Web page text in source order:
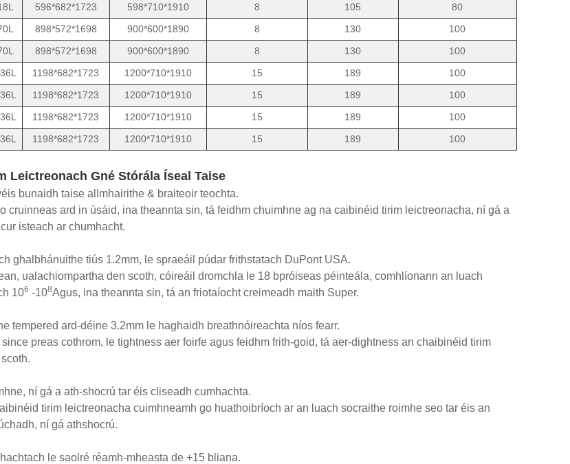
596*682*1723 598*710*1910 8 105
80
898*572*1698 900*600*1890 8 130
100
898*572*1698 900*600*1890 8 130
100
1198*682*1723 1200*710*1910 15 189
100
1198*682*1723 1200*710*1910 15 189
100
1198*682*1723 1200*710*1910 15 189
100
1198*682*1723 1200*710*1910 15 189 100
Leictreonach Gné Stórála Íseal Taise
bunaidh taise allmhairithe & braiteoir teochta.
cruinneas ard in úsáid, ina theannta sin, tá feidhm chuimhne ag na caibinéid tirim leictreonacha, ní gá a
isteach ar chumhacht.
ghalbhánuithe tiús 1.2mm, le spraeáil púdar frithstatach DuPont USA.
ualachiompartha den scoth, cóireáil dromchla le 18 bpróiseas péinteála, comhlíonann an luach
106 -108Agus, ina theannta sin, tá an friotaíocht creimeadh maith Super.
tempered ard-déine 3.2mm le haghaidh breathnóireachta níos fearr.
preas cothrom, le tightness aer foirfe agus feidhm frith-goid, tá aer-dightness an chaibinéid tirim
ní gá a ath-shocrú tar éis cliseadh cumhachta.
tirim leictreonacha cuimhneamh go huathoibríoch ar an luach socraithe roimhe seo tar éis an
ní gá athshocrú.
le saolré réamh-mheasta de +15 bliana.